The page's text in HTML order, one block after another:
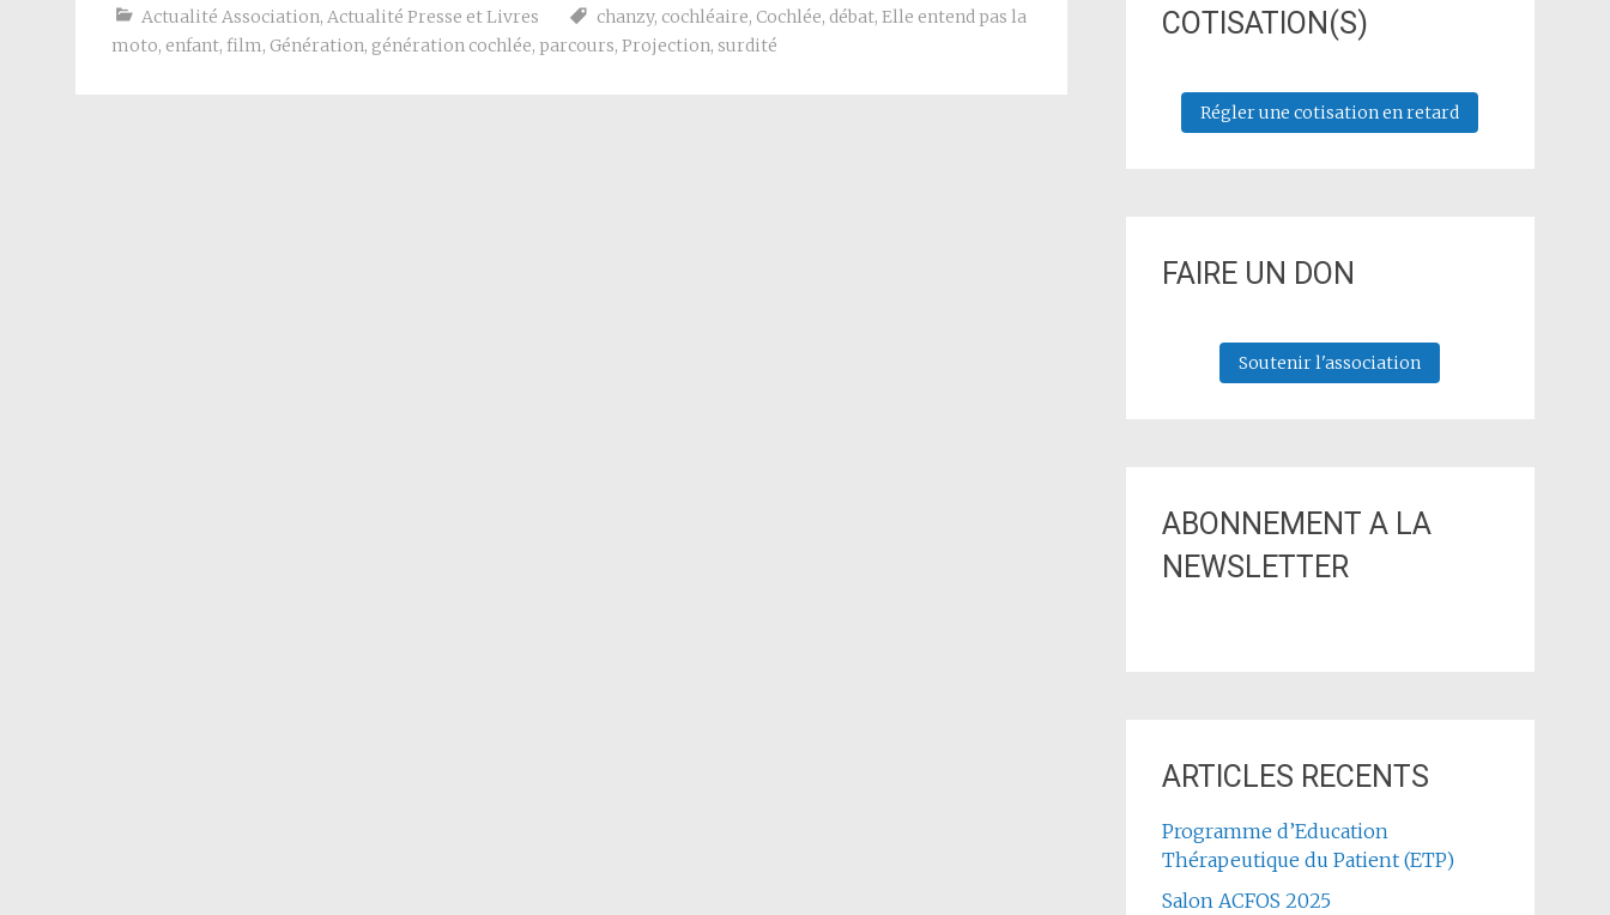
Actualité Association, Actualité Presse et Livres chanzy, cochléaire, Cochlée, débat, Elle entend pas la
moto, enfant, film, Génération, génération cochlée, parcours, Projection, surdité
COTISATION(S)
Régler une cotisation en retard
FAIRE UN DON
Soutenir l'association
ABONNEMENT A LA
NEWSLETTER
ARTICLES RECENTS
Programme d’Education
Thérapeutique du Patient (ETP)
Salon ACFOS 2025